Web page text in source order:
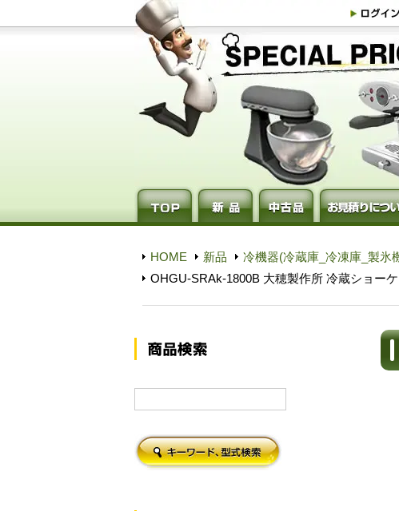
HOME 新品 冷機器(冷蔵庫_冷凍庫_製氷
OHGU-SRAk-1800B 大穂製作所 冷蔵ショー